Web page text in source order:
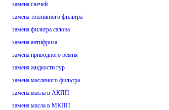
замена свечей
замена топливного фильтра
замена фильтра салона
замена антифриза
замена приводного ремня
замена жидкости гур
замена масляного фильтра
замена масла в АКПП
замена масла в МКПП